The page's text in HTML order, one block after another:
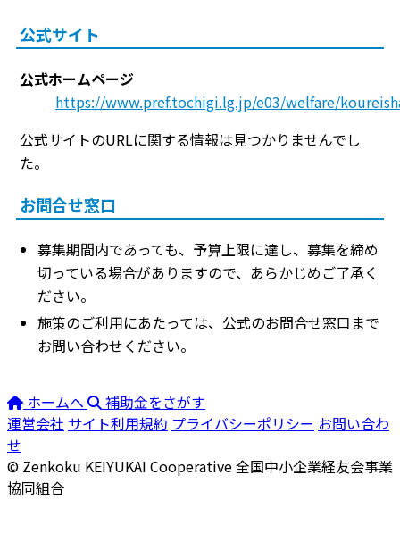
公式サイト
公式ホームページ
https://www.pref.tochigi.lg.jp/e03/welfare/
公式サイトのURLに関する情報は見つかりませんでし
た。
お問合せ窓口
募集期間内であっても、予算上限に達し、募集を締め
切っている場合がありますので、あらかじめご了承く
ださい。
施策のご利用にあたっては、公式のお問合せ窓口まで
お問い合わせください。
ホームへ
補助金をさがす
運営会社 サイト利用規約 プライバシーポリシー お問い合わ
せ
© Zenkoku KEIYUKAI Cooperative全国中小企業経友会事業
協同組合